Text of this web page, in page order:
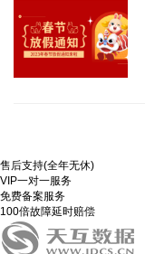
售后支持(全年无休)
VIP一对一服务
免费备案服务
100倍故障延时赔偿